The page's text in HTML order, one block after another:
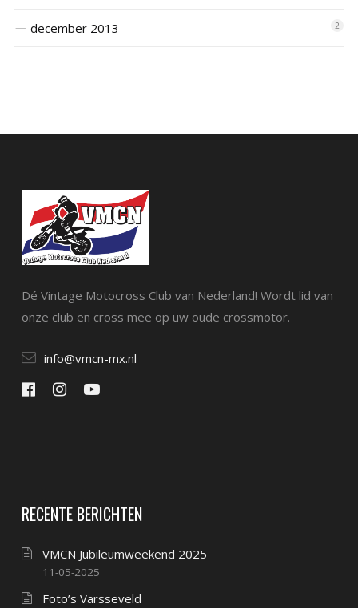
december 2013 2
Dé Vintage Motocross Club van Nederland! Wordt lid van
onze club en cross mee op uw oude crossmotor.
info@vmcn-mx.nl
RECENTE BERICHTEN
VMCN Jubileumweekend 2025
11-05-2025
Foto’s Varsseveld